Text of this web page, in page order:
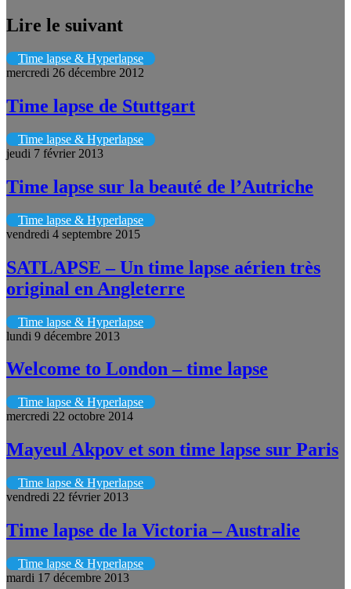
Lire le suivant
Time lapse & Hyperlapse
mercredi 26 décembre 2012
Time lapse de Stuttgart
Time lapse & Hyperlapse
jeudi 7 février 2013
Time lapse sur la beauté de l’Autriche
Time lapse & Hyperlapse
vendredi 4 septembre 2015
SATLAPSE – Un time lapse aérien très
original en Angleterre
Time lapse & Hyperlapse
lundi 9 décembre 2013
Welcome to London – time lapse
Time lapse & Hyperlapse
mercredi 22 octobre 2014
Mayeul Akpov et son time lapse sur Paris
Time lapse & Hyperlapse
vendredi 22 février 2013
Time lapse de la Victoria – Australie
Time lapse & Hyperlapse
mardi 17 décembre 2013